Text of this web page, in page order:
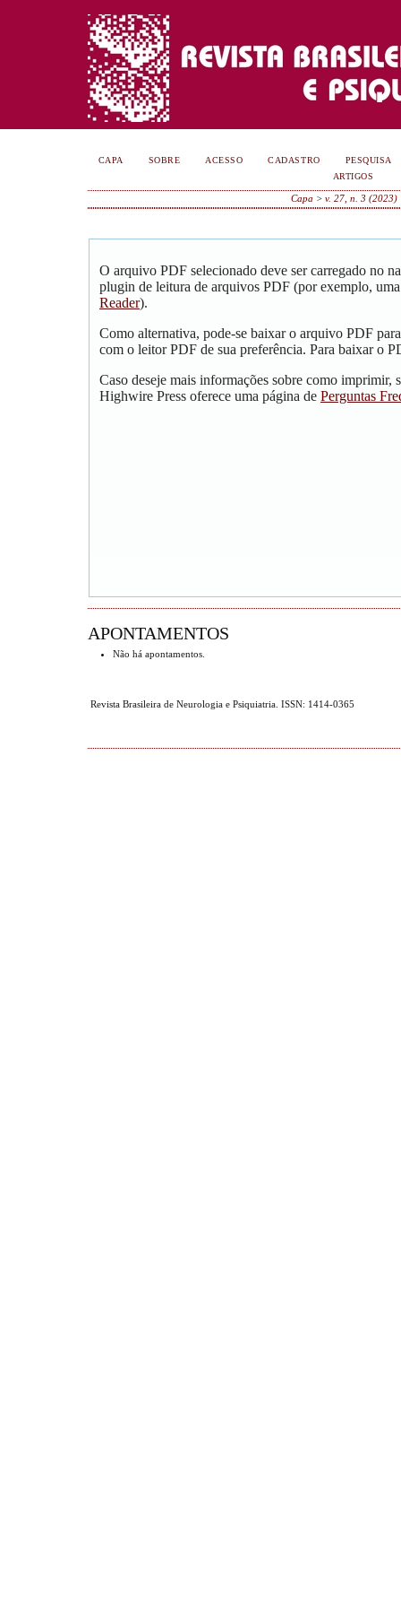
CAPA SOBRE ACESSO CADASTRO
PESQUISA
ARTIGOS
Capa >v. 27, n. 3 (2023)
O arquivo PDF selecionado deve ser carregado no
plugin de leitura de arquivos PDF (por exemplo,
Reader).
Como alternativa, pode-se baixar o arquivo PDF
com o leitor PDF de sua preferência. Para baixar o
Caso deseje mais informações sobre como imprimir,
Highwire Press oferece uma página de Perguntas
APONTAMENTOS
Não há apontamentos.
Revista Brasileira de Neurologia e Psiquiatria. ISSN: 1414-0365